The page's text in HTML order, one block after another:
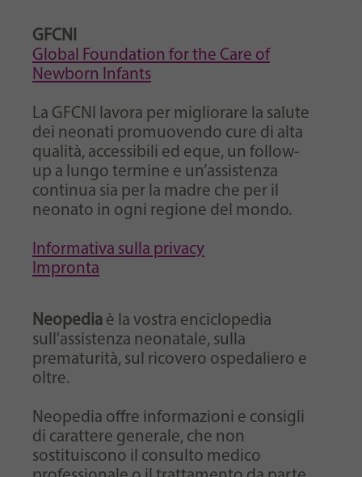
GFCNI
Global Foundation for the Care of
Newborn Infants
La GFCNI lavora per migliorare la salute
dei neonati promuovendo cure di alta
qualità, accessibili ed eque, un follow-
up a lungo termine e un’assistenza
continua sia per la madre che per il
neonato in ogni regione del mondo.
Informativa sulla privacy
Impronta
Neopedia è la vostra enciclopedia
sull'assistenza neonatale, sulla
prematurità, sul ricovero ospedaliero e
oltre.
Neopedia offre informazioni e consigli
di carattere generale, che non
sostituiscono il consulto medico